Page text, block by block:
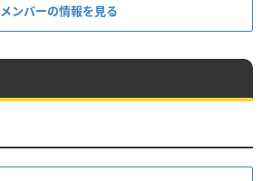
メンバーの情報を見る